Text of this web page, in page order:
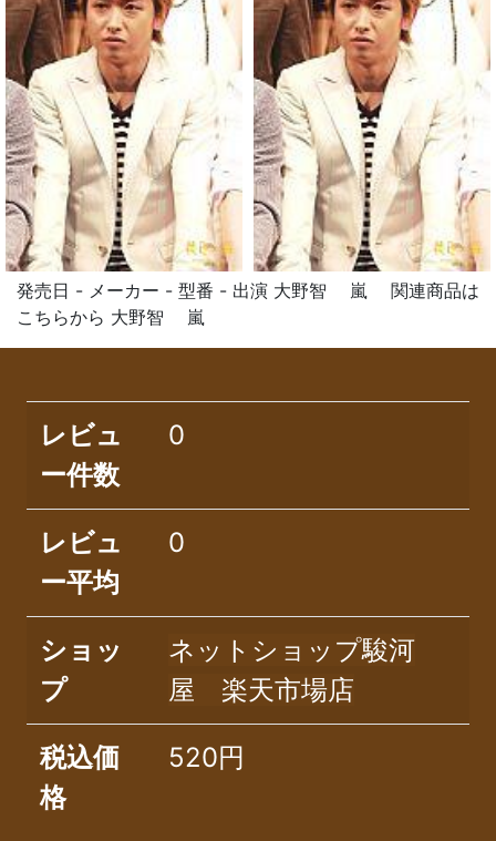
発売日 - メーカー - 型番 - 出演 大野智 嵐 関連商品は
こちらから 大野智 嵐
レビュ
ー件数
0
レビュ
ー平均
0
ショッ
プ
ネットショップ駿河
屋 楽天市場店
税込価
格
520円